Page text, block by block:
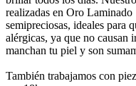
realizadas en Oro
semipreciosas, ideales para
alérgicas, ya que no causan
manchan tu piel y son
También trabajamos con